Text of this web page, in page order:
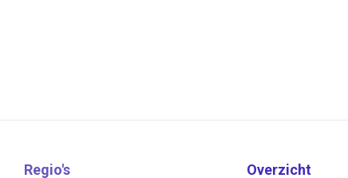
Regio's Overzicht